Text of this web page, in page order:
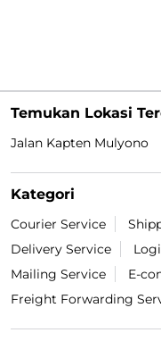
Temukan Lokasi
Jalan Kapten Mulyono
Kategori
Courier Service
Delivery Service
Mailing Service
E-
Freight Forwarding